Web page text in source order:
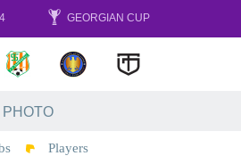
GEORGIAN CUP
PHOTO
Players